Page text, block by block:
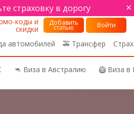
страховку в дорогу ×
автомобилей 🚕 Трансфер
коды и
скидки
Добавить
статью Войти
🦘 Виза в Австралию 🥝 Виза